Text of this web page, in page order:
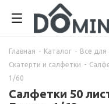
Главная - Каталог - Все для
Скатерти и салфетки -
1/60
Салфетки 50